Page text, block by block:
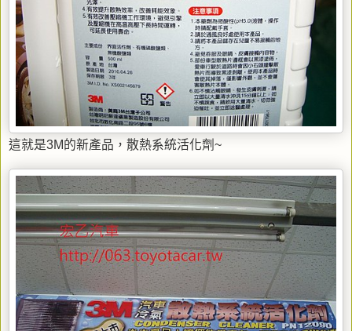
這就是3M的新產品，散熱系統活化劑~